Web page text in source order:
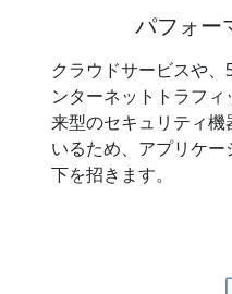
パフォー
クラウドサービスや
ンターネットトラフ
来型のセキュリティ
いるため、アプリケ
下を招きます。